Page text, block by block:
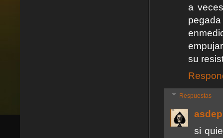
a
su
Respuestas
si